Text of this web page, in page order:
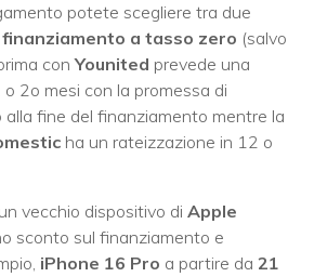
potete scegliere tra due
finanziamento a tasso zero (salvo
conYounited prevede una
2o mesi con la promessa di
fine del finanziamento mentre la
ha un rateizzazione in 12 o
vecchio dispositivo di Apple
sconto sul finanziamento e
iPhone 16 Pro a partire da 21